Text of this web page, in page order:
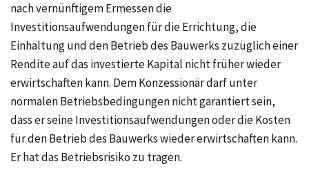
nach vernünftigem Ermessen die
Investitionsaufwendungen für die Errichtung, die
Einhaltung und den Betrieb des Bauwerks zuzüglich einer
Rendite auf das investierte Kapital nicht früher wieder
erwirtschaften kann. Dem Konzessionär darf unter
normalen Betriebsbedingungen nicht garantiert sein,
dass er seine Investitionsaufwendungen oder die Kosten
für den Betrieb des Bauwerks wieder erwirtschaften kann.
Er hat das Betriebsrisiko zu tragen.